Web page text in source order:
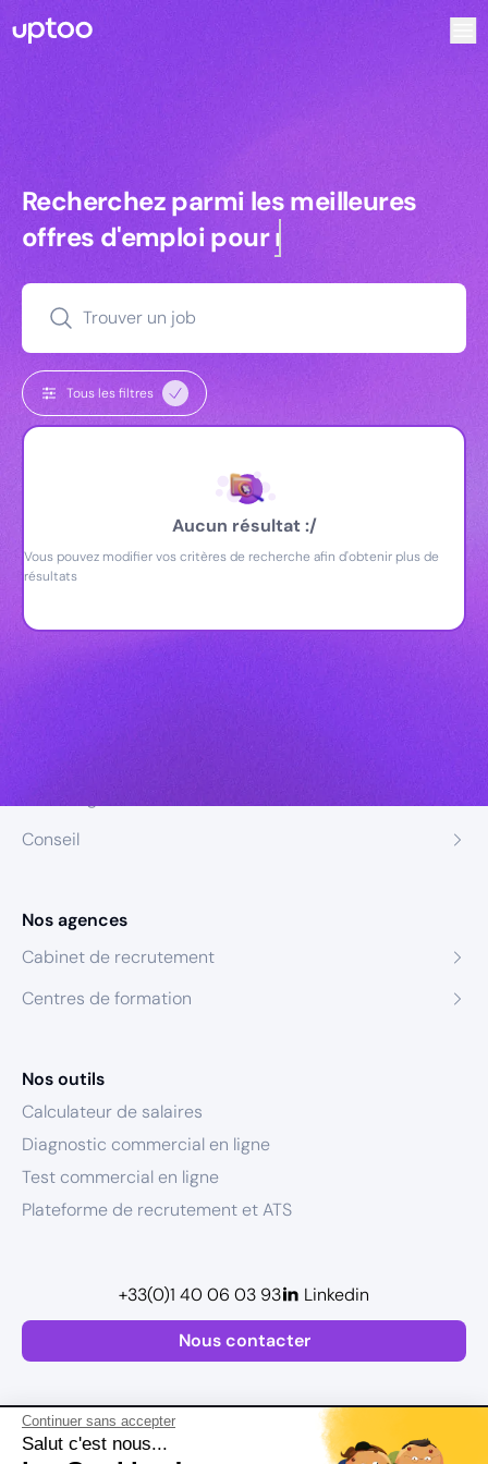
Continuer sans accepter
Salut c'est nous...
Recherchez parmi les meilleures
Recherchez parmi les meilleures
offres d'emploi pourmanagers
Trouver un job
Tous les filtres
Aucun résultat :/
Vous pouvez modifier vos critères de recherche afin d'obtenir plus de
résultats
Conseil
Nos agences
Cabinet de recrutement
Centres de formation
Nos outils
Calculateur de salaires
Diagnostic commercial en ligne
Test commercial en ligne
Plateforme de recrutement et ATS
Nous contacter
+33(0)1 40 06 03 93 Linkedin